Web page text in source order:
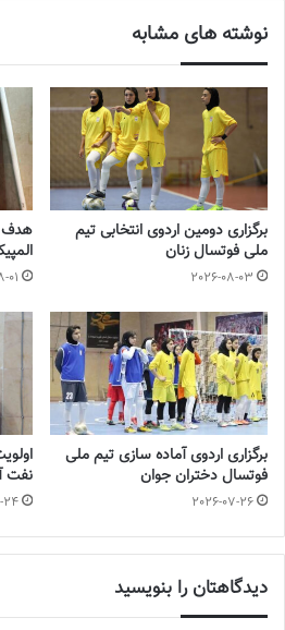
◾️با فوتبالز همراه شوید◾️فوتبالز
◾️
footballs.women@
برچسب ها تیم ملی فوتسال روزنامه فوتبالز
فوتسال زنان
کافا
نوشته های مشابه
برگزاری دومین اردوی انتخابی تیم
ملی فوتسال زنان
2026-08-03
هدف
01
برگزاری اردوی آماده سازی تیم ملی
فوتسال دختران جوان
2026-07-26
نفت
24
دیدگاهتان را بنویسید